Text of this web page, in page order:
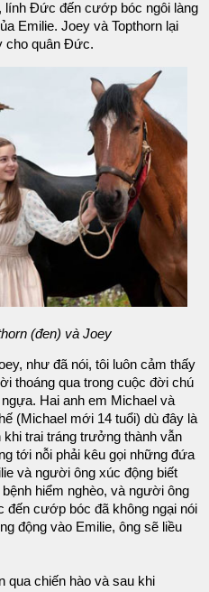
lính Đức đến cướp bóc ngôi làng
Emilie. Joey và Topthorn lại
cho quân Đức.
(đen) và Joey
như đã nói, tôi luôn cảm thấy
thoáng qua trong cuộc đời chú
Hai anh em Michael và
(Michael mới 14 tuổi) dù đây là
trai tráng trưởng thành vẫn
tới nỗi phải kêu gọi những đứa
và người ông xúc động biết
hiểm nghèo, và người ông
đến cướp bóc đã không ngại nói
động vào Emilie, ông sẽ liều
qua chiến hào và sau khi